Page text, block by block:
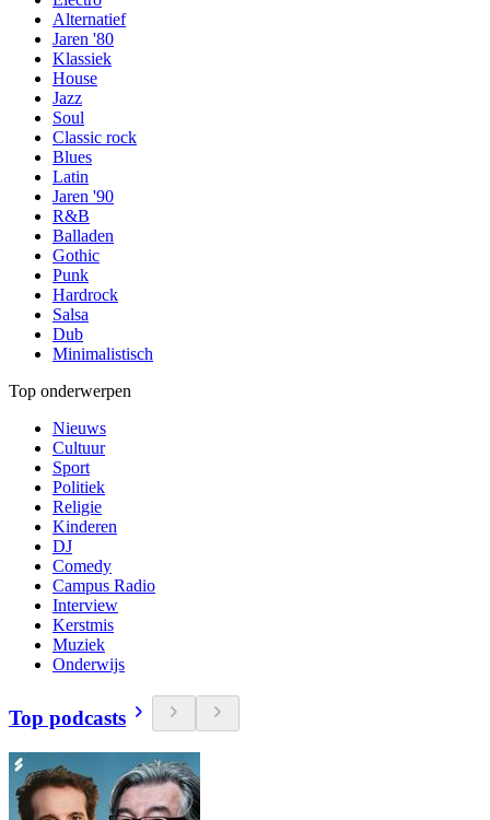
Alternatief
Jaren '80
Klassiek
House
Jazz
Soul
Classic rock
Blues
Latin
Jaren '90
R&B
Balladen
Gothic
Punk
Hardrock
Salsa
Dub
Minimalistisch
Top onderwerpen
Nieuws
Cultuur
Sport
Politiek
Religie
Kinderen
DJ
Comedy
Campus Radio
Interview
Kerstmis
Muziek
Onderwijs
Top podcasts